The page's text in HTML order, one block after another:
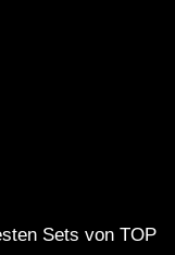
Sets von TOP